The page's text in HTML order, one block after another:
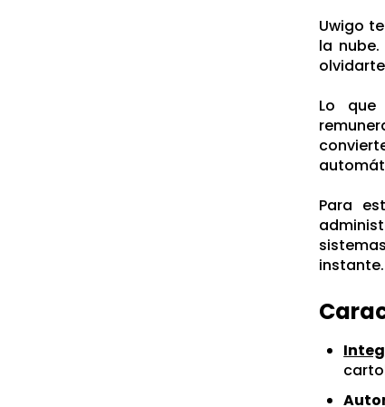
Uwigo
la
Lo
Para
instante.